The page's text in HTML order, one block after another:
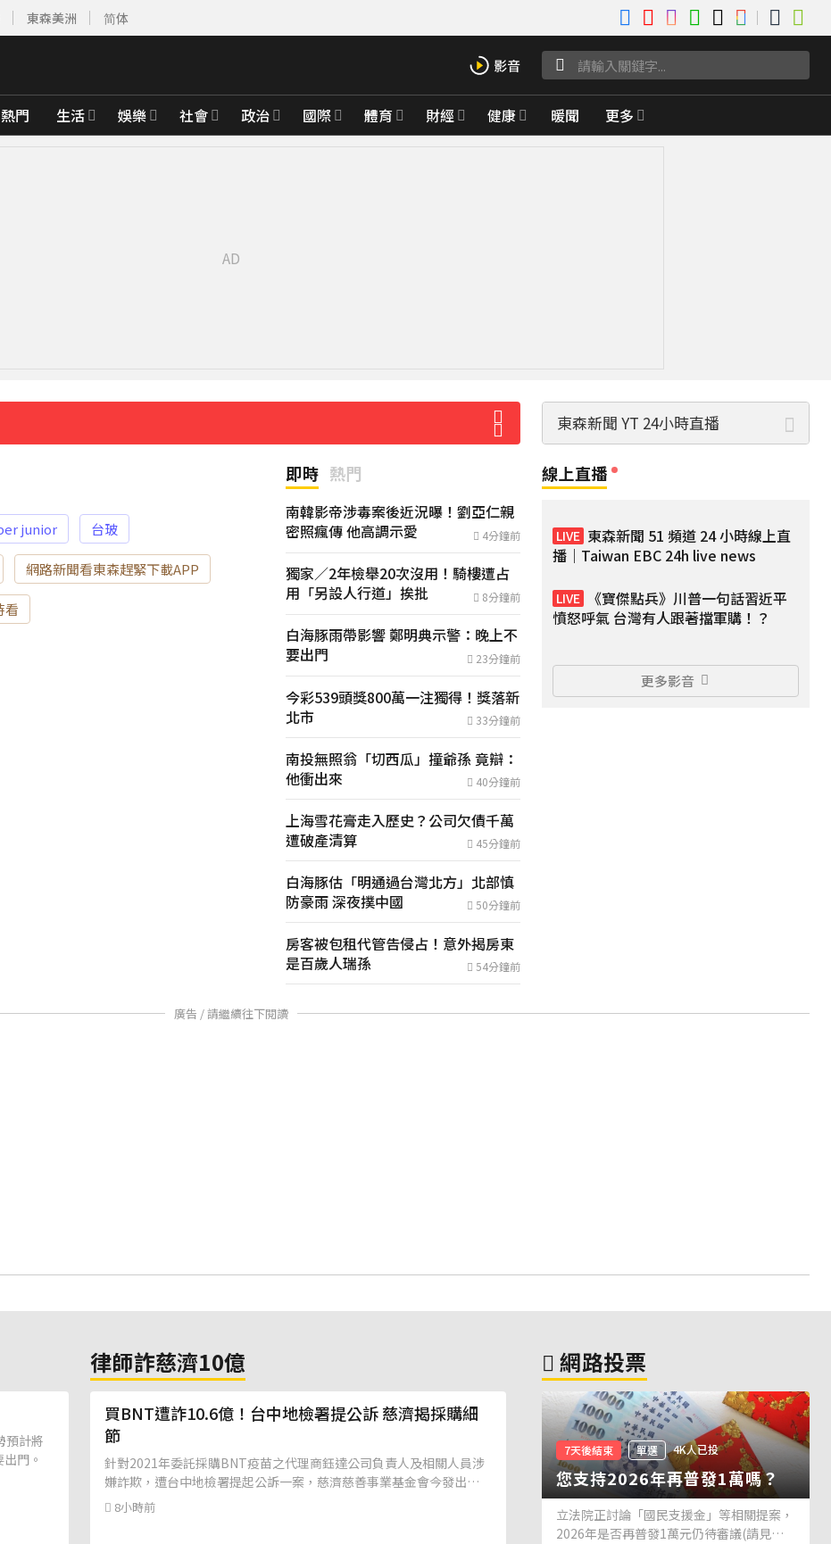
東森美洲 简体
熱門 生活 娛樂 社會 政治 國際 體育 財經 健康 暖聞 更多
東森新聞 YT 24小時直播
卡通園怒：投訴Meta也
颱風白海豚暴風圈縮小 未來強度有減弱趨勢
junior 台玻
網路新聞看東森趕緊下載APP
看
即時 熱門
南韓影帝涉毒案後近況曝！劉亞仁親
密照瘋傳 他高調示愛
4分鐘前
獨家／2年檢舉20次沒用！騎樓遭占
用「另設人行道」挨批
8分鐘前
白海豚雨帶影響 鄭明典示警：晚上不
要出門
23分鐘前
今彩539頭獎800萬一注獨得！獎落新
北市
33分鐘前
南投無照翁「切西瓜」撞爺孫 竟辯：
他衝出來
40分鐘前
上海雪花膏走入歷史？公司欠債千萬
遭破產清算
45分鐘前
白海豚估「明通過台灣北方」北部慎
防豪雨 深夜撲中國
50分鐘前
房客被包租代管告侵占！意外揭房東
是百歲人瑞孫
54分鐘前
成鐵證
11小時前
峰「8校停課」
2小時前
中颱白海豚暴風圈逼近！7地區達停
線上直播
東森新聞 51 頻道 24 小時線上直
播｜Taiwan EBC 24h live news
《寶傑點兵》川普一句話習近平
憤怒呼氣 台灣有人跟著擋軍購！？
更多影音
廣告 / 請繼續往下閱讀
預計將
門。
律師詐慈濟10億
買BNT遭詐10.6億！台中地檢署提公訴 慈濟揭採購細
節
針對2021年委託採購BNT疫苗之代理商鈺達公司負責人及相關人員涉
嫌詐欺，遭台中地檢署提起公訴一案，慈濟慈善事業基金會今發出說
明，對此消息深感震驚。
8小時前
網路投票
7天後結束 單選 4K人已投
您支持2026年再普發1萬嗎？
立法院正討論「國民支援金」等相關提案，
2026年是否再普發1萬元仍待審議(請見下